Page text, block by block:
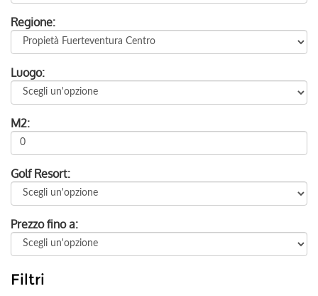
Regione:
Luogo:
M2:
Golf Resort:
Prezzo fino a:
Filtri